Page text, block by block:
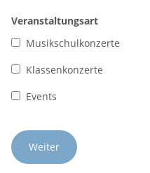
Veranstaltungsart
Musikschulkonzerte
Klassenkonzerte
Events